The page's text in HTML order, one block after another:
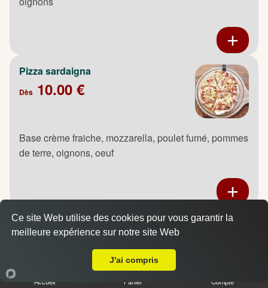
Pizza sardaigna
Dès 10.00 €
Base crème fraiche, mozzarella, poulet fumé, pommes
de terre, oignons, oeuf
Pizza saumon
10.00 €
Accueil Panier Compte
Ce site Web utilise des cookies pour vous garantir la
meilleure expérience sur notre site Web
J'ai compris